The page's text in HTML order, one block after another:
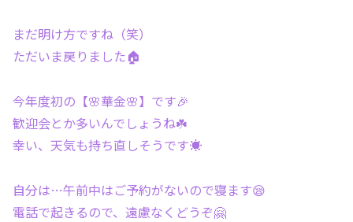
まだ明け方ですね（笑）
ただいま戻りました🏠
今年度初の【🌸華金🌸】です🎉
歓迎会とか多いんでしょうね☘️
幸い、天気も持ち直しそうです☀
自分は…午前中はご予約がないので寝ます😪
電話で起きるので、遠慮なくどうぞ🤗